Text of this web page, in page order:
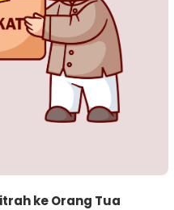
ke Orang Tua